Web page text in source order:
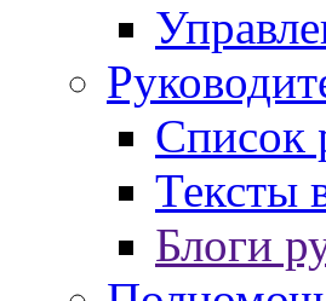
Список
Тексты
Блоги